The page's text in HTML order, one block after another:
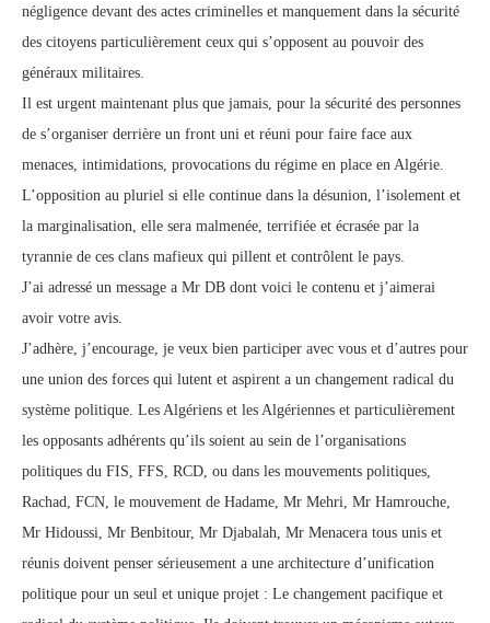
négligence devant des actes criminelles et manquement dans la sécurité
des citoyens particulièrement ceux qui s’opposent au pouvoir des
généraux militaires.
Il est urgent maintenant plus que jamais, pour la sécurité des personnes
de s’organiser derrière un front uni et réuni pour faire face aux
menaces, intimidations, provocations du régime en place en Algérie.
L’opposition au pluriel si elle continue dans la désunion, l’isolement et
la marginalisation, elle sera malmenée, terrifiée et écrasée par la
tyrannie de ces clans mafieux qui pillent et contrôlent le pays.
J’ai adressé un message a Mr DB dont voici le contenu et j’aimerai
avoir votre avis.
J’adhère, j’encourage, je veux bien participer avec vous et d’autres pour
une union des forces qui lutent et aspirent a un changement radical du
système politique. Les Algériens et les Algériennes et particulièrement
les opposants adhérents qu’ils soient au sein de l’organisations
politiques du FIS, FFS, RCD, ou dans les mouvements politiques,
Rachad, FCN, le mouvement de Hadame, Mr Mehri, Mr Hamrouche,
Mr Hidoussi, Mr Benbitour, Mr Djabalah, Mr Menacera tous unis et
réunis doivent penser sérieusement a une architecture d’unification
politique pour un seul et unique projet : Le changement pacifique et